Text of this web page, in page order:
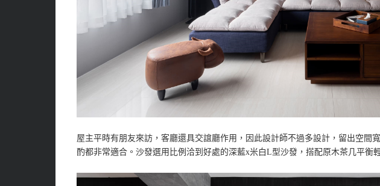
屋主平時有朋友來訪，客廳還具交誼廳作用，因此設計師不過多設計，留出空間
酌都非常適合。沙發選用比例洽到好處的深藍x米白L型沙發，搭配原木茶几平衡